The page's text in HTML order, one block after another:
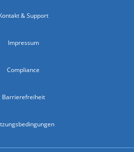
& Support
Impressum
Compliance
Barrierefreiheit